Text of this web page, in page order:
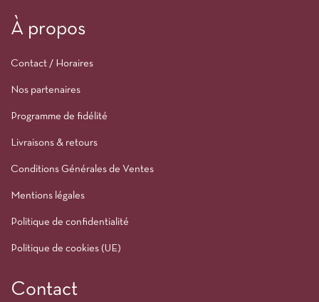
À propos
Contact / Horaires
Nos partenaires
Programme de fidélité
Livraisons & retours
Conditions Générales de Ventes
Mentions légales
Politique de confidentialité
Politique de cookies (UE)
Contact